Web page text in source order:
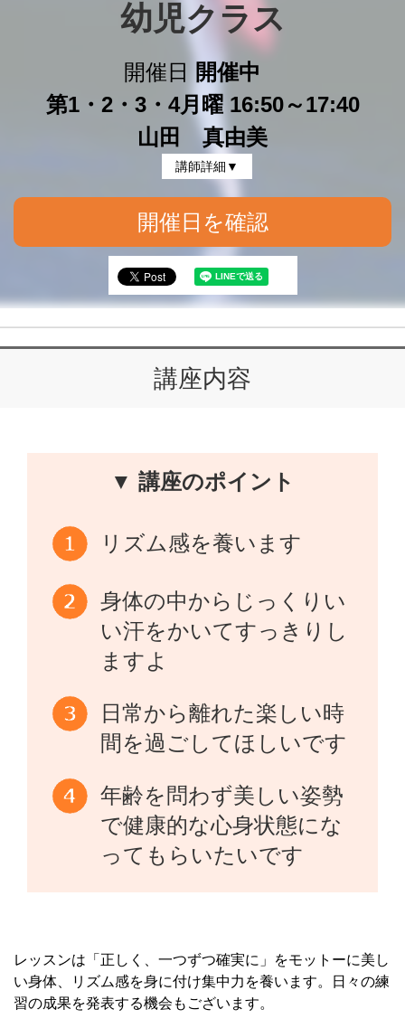
幼児クラス
開催日
開催中
第1・2・3・4月曜 16:50～17:40
山田 真由美
講師詳細▼
開催日を確認
講座内容
▼ 講座のポイント
リズム感を養います
身体の中からじっくりい
い汗をかいてすっきりし
ますよ
日常から離れた楽しい時
間を過ごしてほしいです
年齢を問わず美しい姿勢
で健康的な心身状態にな
ってもらいたいです
レッスンは「正しく、一つずつ確実に」をモットーに美し
い身体、リズム感を身に付け集中力を養います。日々の練
習の成果を発表する機会もございます。